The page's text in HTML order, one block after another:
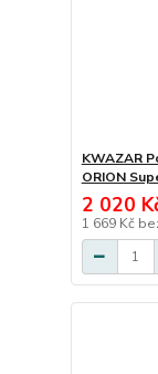
KWAZAR
ORION
2 020
1 669 Kč